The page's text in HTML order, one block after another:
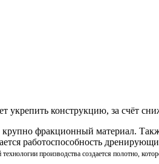
укрепить конструкцию, за счёт
фракционный материал.
работоспособность
производства создается полотно,